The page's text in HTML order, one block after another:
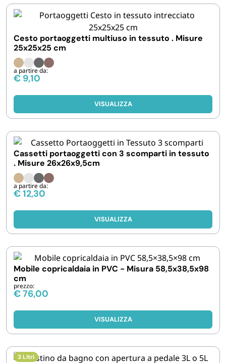
Cesto portaoggetti multiuso in tessuto . Misure
25x25x25 cm
a partire da:
€ 9,10
VISUALIZZA
Cassetti portaoggetti con 3 scomparti in tessuto
. Misure 26x26x9,5cm
a partire da:
€12,30
VISUALIZZA
Mobile copricaldaia in PVC - Misura 58,5x38,5x98
cm
prezzo:
€76,00
VISUALIZZA
3 Litri